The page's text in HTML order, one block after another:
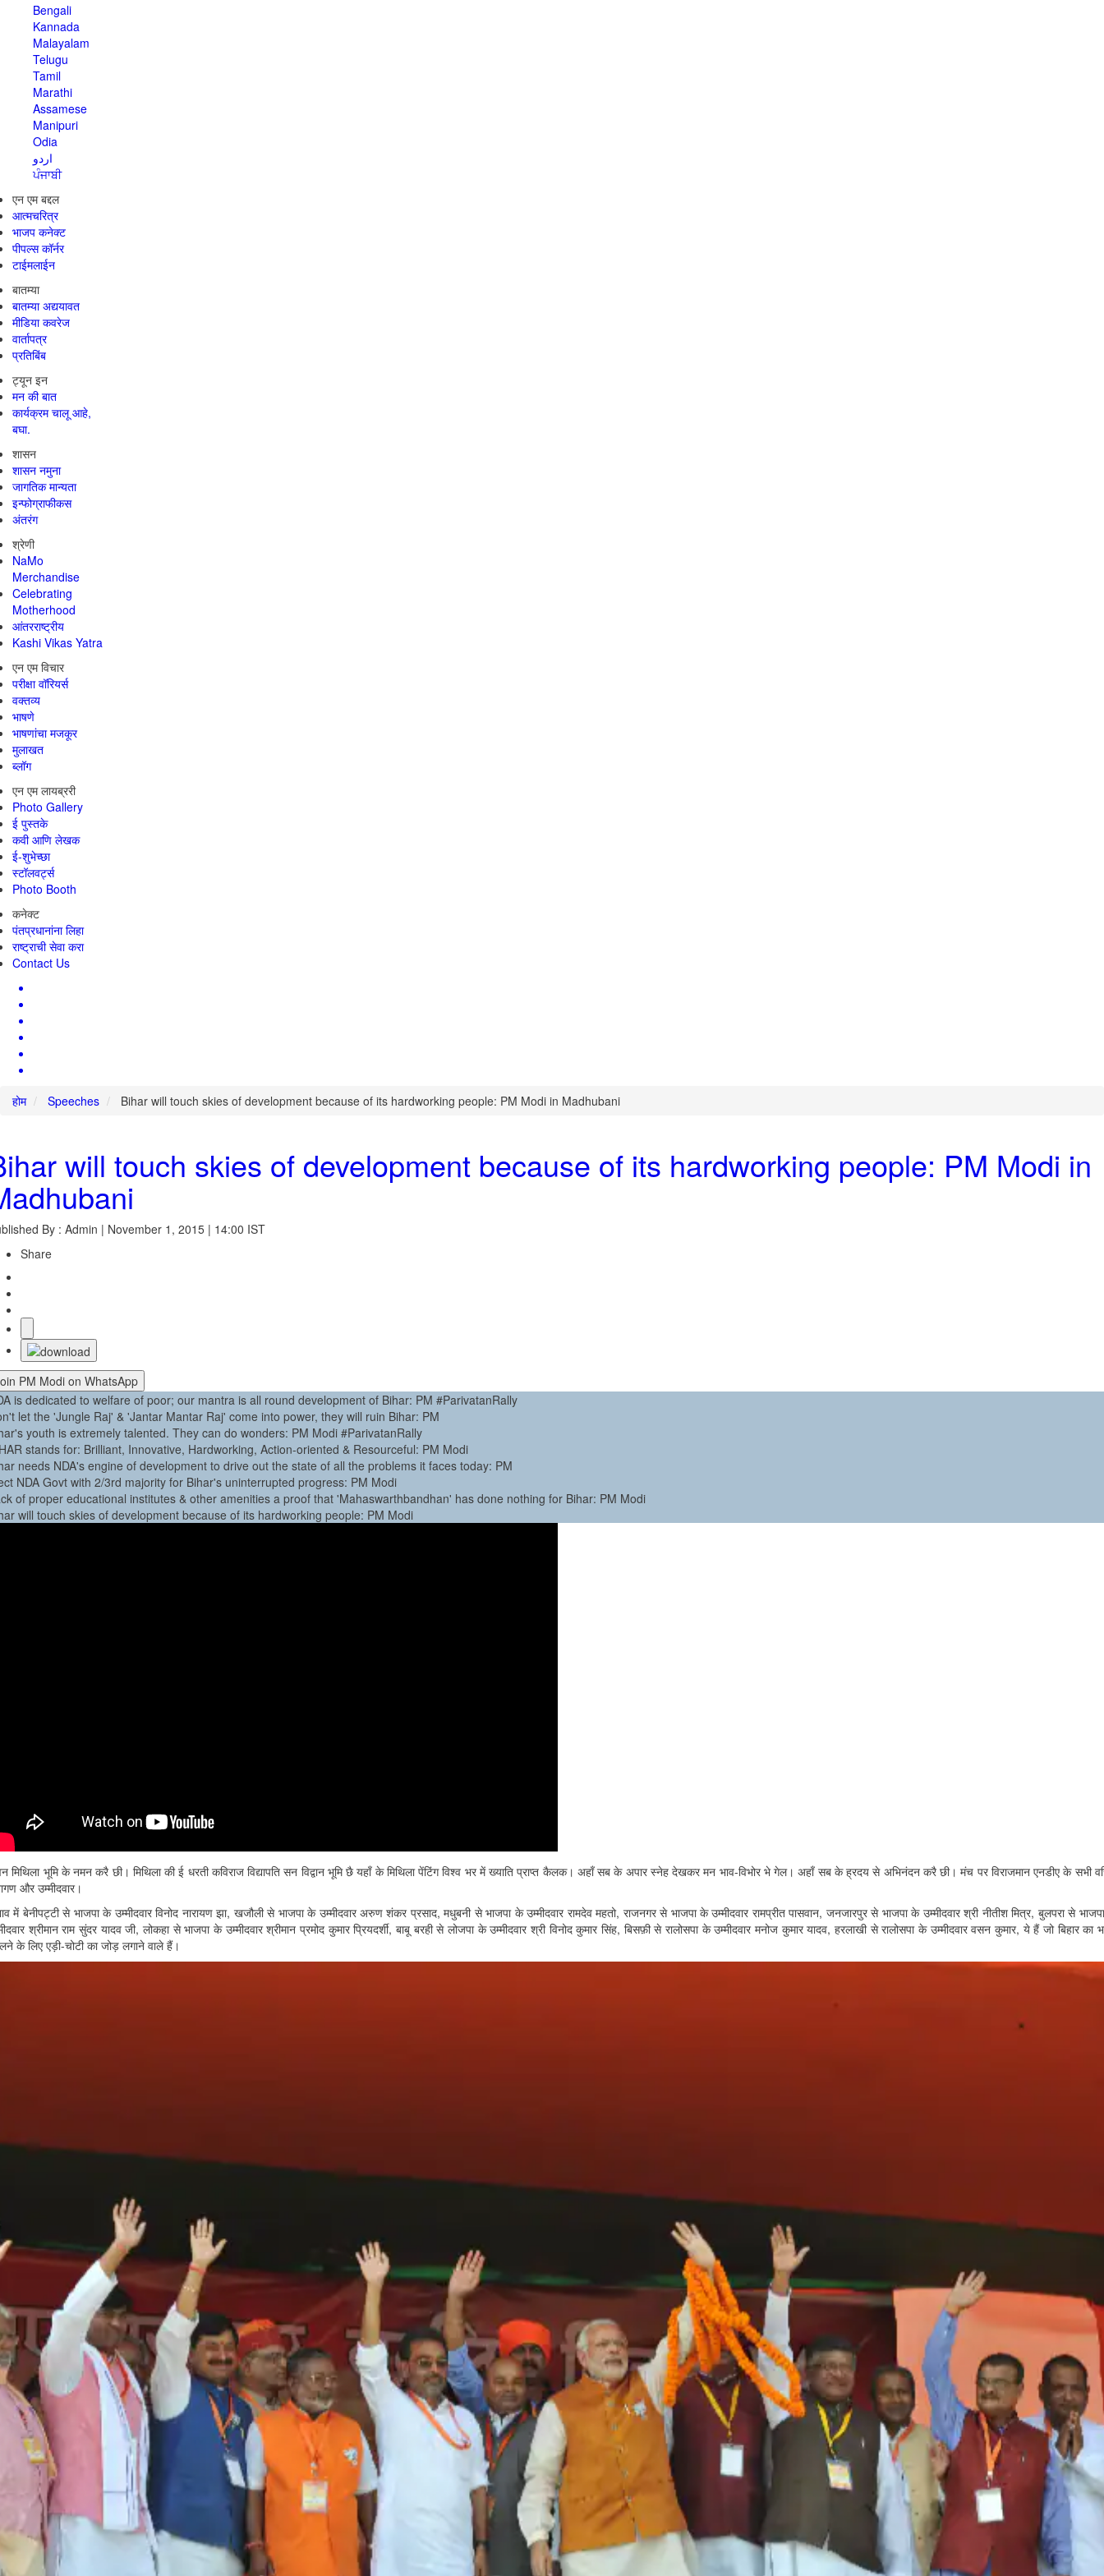
Bengali
Kannada
Malayalam
Telugu
Tamil
Marathi
Assamese
Manipuri
Odia
اردو
ਪੰਜਾਬੀ
एन एम बद्दल
आत्मचरित्र
भाजप कनेक्ट
पीपल्स कॉर्नर
टाईमलाईन
बातम्या
बातम्या अद्ययावत
मीडिया कवरेज
वार्तापत्र
प्रतिबिंब
ट्यून इन
मन की बात
कार्यक्रम चालू आहे,
बघा.
शासन
शासन नमुना
जागतिक मान्यता
इन्फोग्राफीकस
अंतरंग
श्रेणी
NaMo
Merchandise
Celebrating
Motherhood
आंतरराष्ट्रीय
Kashi Vikas Yatra
एन एम विचार
परीक्षा वॉरियर्स
वक्तव्य
भाषणे
भाषणांचा मजकूर
मुलाखत
ब्लॉग
एन एम लायब्ररी
Photo Gallery
ई पुस्तके
कवी आणि लेखक
ई-शुभेच्छा
स्टॉलवर्ट्स
Photo Booth
कनेक्ट
पंतप्रधानांना लिहा
राष्ट्राची सेवा करा
Contact Us
होम Speeches Bihar will touch skies of development because of its hardworking people: PM Modi in Madhubani
will touch skies of development because of its hardworking people: PM Modi in
By : Admin | November 1, 2015 | 14:00 IST
Share
PM Modi on WhatsApp
is dedicated to welfare of poor; our mantra is all round development of Bihar: PM #ParivatanRally
let the 'Jungle Raj' & 'Jantar Mantar Raj' come into power, they will ruin Bihar: PM
youth is extremely talented. They can do wonders: PM Modi #ParivatanRally
stands for: Brilliant, Innovative, Hardworking, Action-oriented & Resourceful: PM Modi
needs NDA's engine of development to drive out the state of all the problems it faces today: PM
NDA Govt with 2/3rd majority for Bihar's uninterrupted progress: PM Modi
of proper educational institutes & other amenities a proof that 'Mahaswarthbandhan' has done nothing for Bihar: PM Modi
will touch skies of development because of its hardworking people: PM Modi
मिथिला भूमि के नमन करै छी। मिथिला की ई धरती कविराज विद्यापति सन विद्वान भूमि छै यहाँ के मिथिला पेंटिंग विश्व भर में ख्याति प्राप्त कैलक। अहाँ सब के अपार स्नेह देखकर मन भाव-विभोर भे गेल। अहाँ सब के ह्रदय से अभिनंदन करै छी। मंच पर विराजमान एनडीए के सभी
और उम्मीदवार।
में बेनीपट्टी से भाजपा के उम्मीदवार विनोद नारायण झा, खजौली से भाजपा के उम्मीदवार अरुण शंकर प्रसाद, मधुबनी से भाजपा के उम्मीदवार रामदेव महतो, राजनगर से भाजपा के उम्मीदवार रामप्रीत पासवान, जनजारपुर से भाजपा के उम्मीदवार श्री नीतीश मित्र, बुलपरा से
श्रीमान राम सुंदर यादव जी, लोकहा से भाजपा के उम्मीदवार श्रीमान प्रमोद कुमार प्रियदर्शी, बाबू बरही से लोजपा के उम्मीदवार श्री विनोद कुमार सिंह, बिसफ़ी से रालोसपा के उम्मीदवार मनोज कुमार यादव, हरलाखी से रालोसपा के उम्मीदवार वसन कुमार, ये हैं जो बिहार का
के लिए एड़ी-चोटी का जोड़ लगाने वाले हैं।